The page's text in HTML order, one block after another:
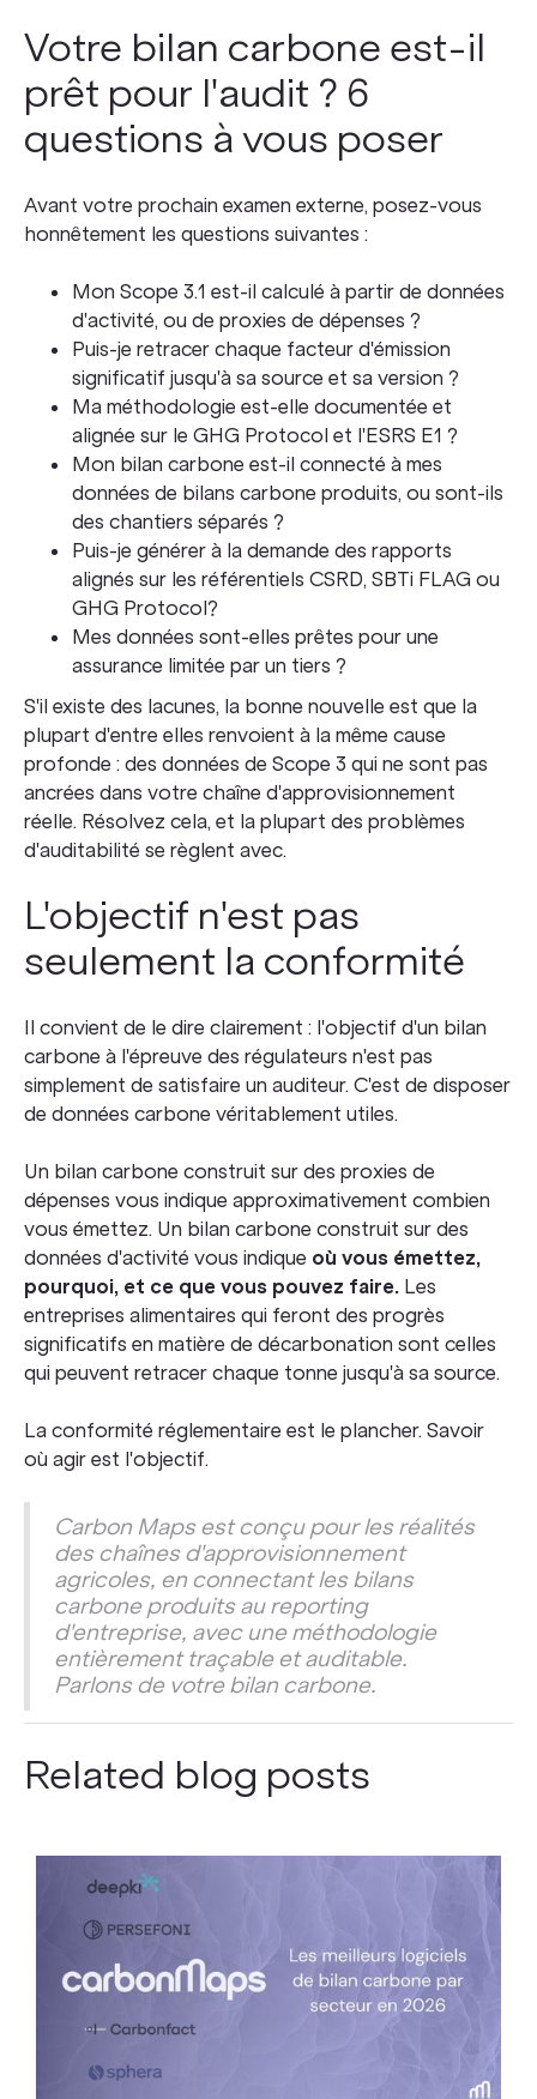
Votre bilan carbone est-il
prêt pour l'audit ? 6
questions à vous poser
Avant votre prochain examen externe, posez-vous
honnêtement les questions suivantes :
Mon Scope 3.1 est-il calculé à partir de données
d'activité, ou de proxies de dépenses ?
Puis-je retracer chaque facteur d'émission
significatif jusqu'à sa source et sa version ?
Ma méthodologie est-elle documentée et
alignée sur le GHG Protocol et l'ESRS E1 ?
Mon bilan carbone est-il connecté à mes
données de bilans carbone produits, ou sont-ils
des chantiers séparés ?
Puis-je générer à la demande des rapports
alignés sur les référentiels CSRD, SBTi FLAG ou
GHG Protocol?
Mes données sont-elles prêtes pour une
assurance limitée par un tiers ?
S'il existe des lacunes, la bonne nouvelle est que la
plupart d'entre elles renvoient à la même cause
profonde : des données de Scope 3 qui ne sont pas
ancrées dans votre chaîne d'approvisionnement
réelle. Résolvez cela, et la plupart des problèmes
d'auditabilité se règlent avec.
L'objectif n'est pas
seulement la conformité
Il convient de le dire clairement : l'objectif d'un bilan
carbone à l'épreuve des régulateurs n'est pas
simplement de satisfaire un auditeur. C'est de disposer
de données carbone véritablement utiles.
Un bilan carbone construit sur des proxies de
dépenses vous indique approximativement combien
vous émettez. Un bilan carbone construit sur des
données d'activité vous indique où vous émettez,
pourquoi, et ce que vous pouvez faire. Les
entreprises alimentaires qui feront des progrès
significatifs en matière de décarbonation sont celles
qui peuvent retracer chaque tonne jusqu'à sa source.
La conformité réglementaire est le plancher. Savoir
où agir est l'objectif.
Carbon Maps est conçu pour les réalités
des chaînes d'approvisionnement
agricoles, en connectant les bilans
carbone produits au reporting
d'entreprise, avec une méthodologie
entièrement traçable et auditable.
Parlons de votre bilan carbone.
Related blog posts